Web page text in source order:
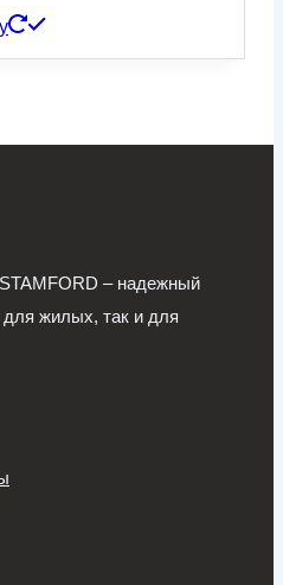
– надежный
для жилых, так и для